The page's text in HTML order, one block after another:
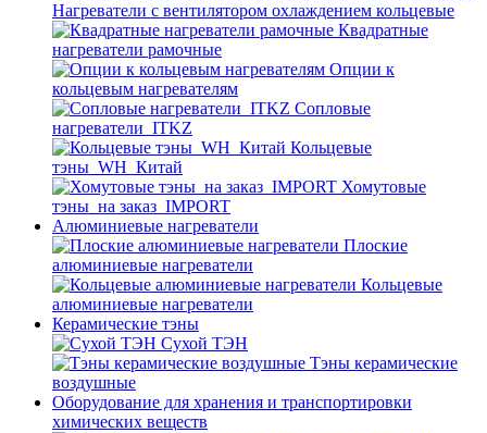
Нагреватели с вентилятором охлаждением кольцевые
Квадратные
нагреватели рамочные
Опции к
кольцевым нагревателям
Cопловые
нагреватели_ITKZ
Кольцевые
тэны_WH_Китай
Хомутовые
тэны_на заказ_IMPORT
Алюминиевые нагреватели
Плоские
алюминиевые нагреватели
Кольцевые
алюминиевые нагреватели
Керамические тэны
Сухой ТЭН
Тэны керамические
воздушные
Оборудование для хранения и транспортировки
химических веществ